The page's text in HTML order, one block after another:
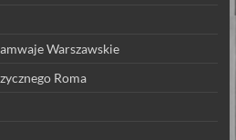
Warszawskie
Roma